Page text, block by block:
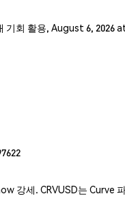
기회 활용, August 6, 2026
강세. CRVUSD는 Curve